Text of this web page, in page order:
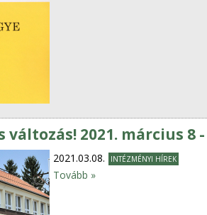
2021. március 8 -
2021.03.08. INTÉZMÉNYI HÍREK
Tovább »